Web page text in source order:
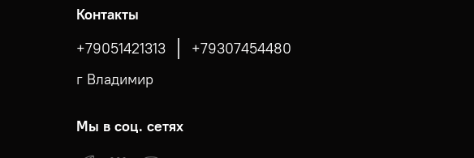
Контакты
+79051421313
+79307454480
г Владимир
Мы в соц. сетях